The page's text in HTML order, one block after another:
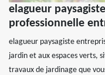
elagueur
professionnelle
elagueur paysagiste
jardin et aux espaces verts,
travaux de jardinage que